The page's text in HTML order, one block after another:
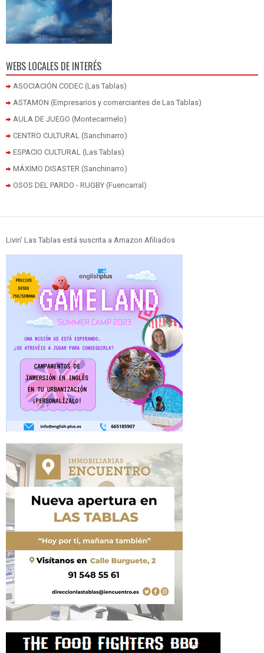
WEBS LOCALES DE INTERÉS
ASOCIACIÓN CODEC (Las Tablas)
ASTAMON (Empresarios y comerciantes de Las Tablas)
AULA DE JUEGO (Montecarmelo)
CENTRO CULTURAL (Sanchinarro)
ESPACIO CULTURAL (Las Tablas)
MÁXIMO DISASTER (Sanchinarro)
OSOS DEL PARDO - RUGBY (Fuencarral)
Livin' Las Tablas está suscrita a Amazon Afiliados